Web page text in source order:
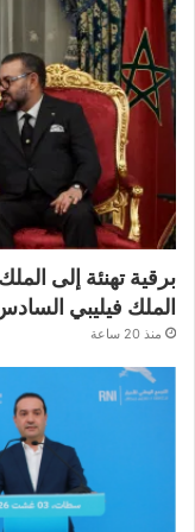
برقية تهنئة إلى
الملك فيليبي
منذ 20 ساعة